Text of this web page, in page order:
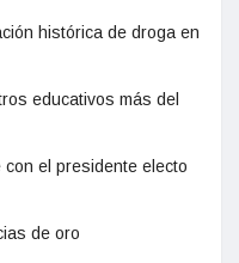
histórica de droga en
educativos más del
el presidente electo
de oro